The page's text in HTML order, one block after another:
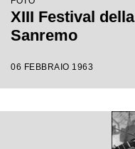
XIII Festival
Sanremo
06 FEBBRAIO 1963